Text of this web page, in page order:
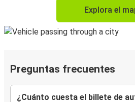
Explora el
Preguntas frecuentes
¿Cuánto cuesta el billete de